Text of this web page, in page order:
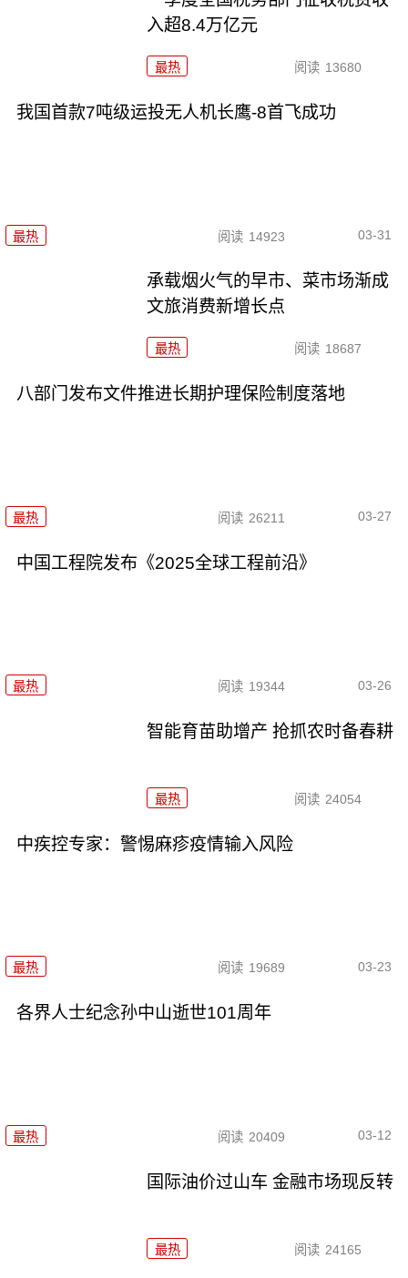
入超8.4万亿元
最热 阅读 13680
我国首款7吨级运投无人机长鹰-8首飞成功
最热 阅读 14923 03-31
承载烟火气的早市、菜市场渐成
文旅消费新增长点
最热 阅读 18687
八部门发布文件推进长期护理保险制度落地
最热 阅读 26211 03-27
中国工程院发布《2025全球工程前沿》
最热 阅读 19344 03-26
智能育苗助增产 抢抓农时备春耕
最热 阅读 24054
中疾控专家：警惕麻疹疫情输入风险
最热 阅读 19689 03-23
各界人士纪念孙中山逝世101周年
最热 阅读 20409 03-12
国际油价过山车 金融市场现反转
最热 阅读 24165